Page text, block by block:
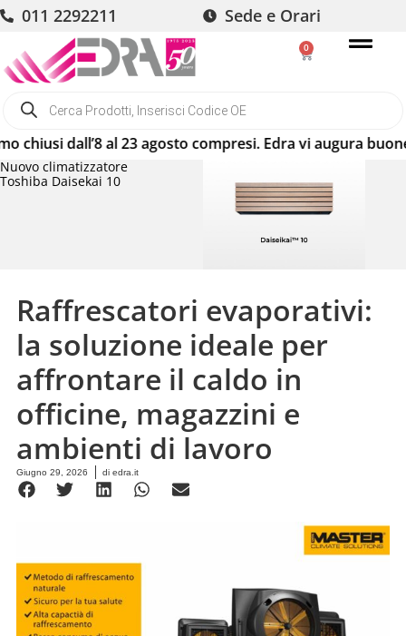
011 2292211 Sede e Orari
0
dall’8 al 23 agosto compresi. Edra vi augura buone
Nuovo climatizzatore
Toshiba Daisekai 10
Raffrescatori evaporativi:
la soluzione ideale per
affrontare il caldo in
officine, magazzini e
ambienti di lavoro
Giugno 29, 2026 di edra.it